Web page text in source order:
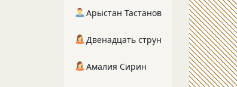
Арыстан Тастанов
Двенадцать струн
Амалия Сирин